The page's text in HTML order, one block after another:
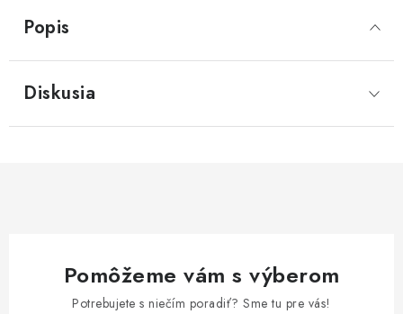
Popis
Diskusia
Pomôžeme vám s výberom
Potrebujete s niečím poradiť? Sme tu pre vás!